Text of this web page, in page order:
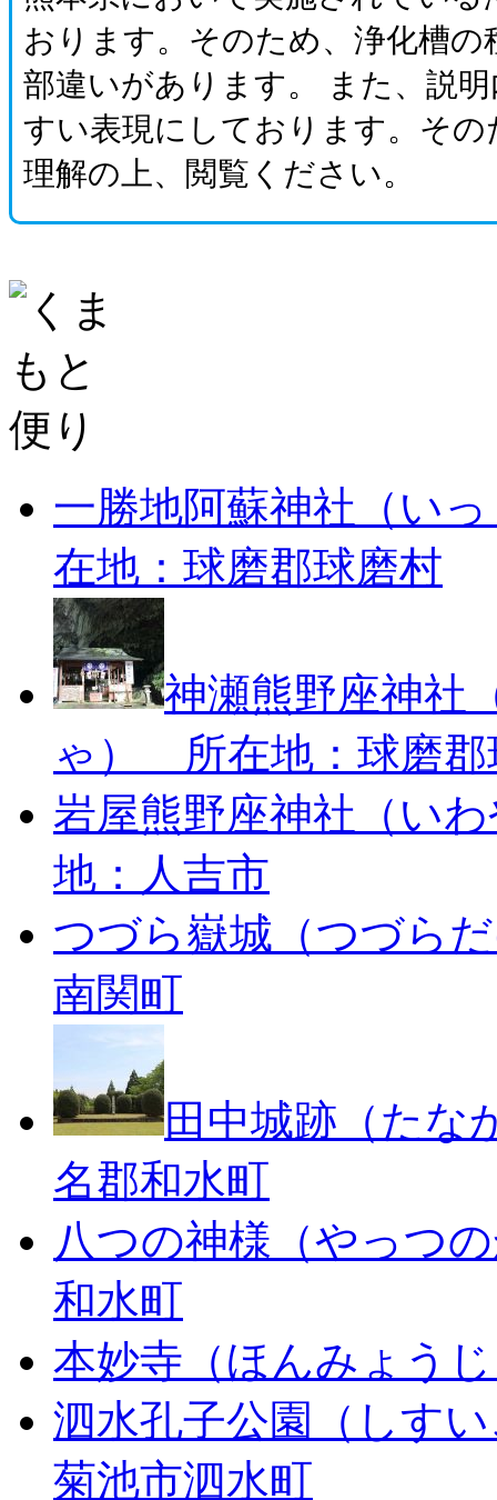
おります。そのため、浄化槽
部違いがあります。 また、説
すい表現にしております。そ
理解の上、閲覧ください。
一勝地阿蘇神社（い
在地：球磨郡球磨村
神瀬熊野座神社
ゃ） 所在地：球磨郡
岩屋熊野座神社（い
地：人吉市
つづら嶽城（つづら
南関町
田中城跡（た
名郡和水町
八つの神様（やっつ
和水町
本妙寺（ほんみょう
泗水孔子公園（しす
菊池市泗水町